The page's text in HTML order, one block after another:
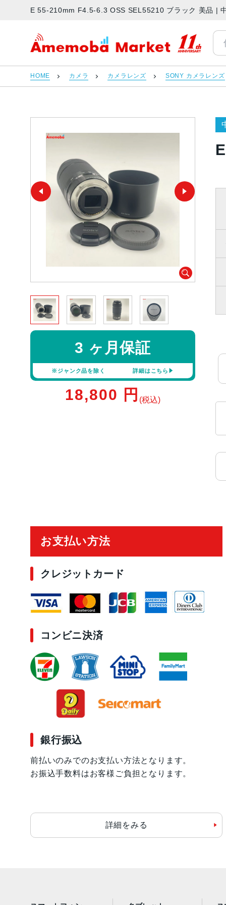
E 55-210mm F4.5-6.3 OSS SEL55210 ブラック 美品 |
アメモバマーケット
HOME カメラ カメラレンズ SONY カメラレンズ
3 ヶ月保証
※ジャンク品を除く 詳細はこちら
18,800 円 (税込)
お支払い方法
クレジットカード
コンビニ決済
銀行振込
前払いのみでのお支払い方法となります。
お振込手数料はお客様ご負担となります。
詳細をみる